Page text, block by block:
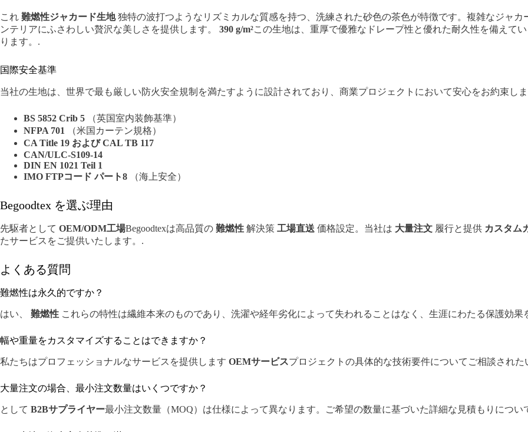
これ 難燃性ジャカード生地独特の波打つようなリズミカルな質感を持つ、洗練された砂色の茶色が特徴です。複雑なジャ
ンテリアにふさわしい贅沢な美しさを提供します。 390 g/m²この生地は、重厚で優雅なドレープ性と優れた耐久性を備えて
ります。.
国際安全基準
当社の生地は、世界で最も厳しい防火安全規制を満たすように設計されており、商業プロジェクトにおいて安心をお約束し
BS 5852 Crib 5 （英国室内装飾基準）
NFPA 701
（米国カーテン規格）
CA Title 19 および CAL TB 117
CAN/ULC-S109-14
DIN EN 1021 Teil 1
IMO FTPコード パート8 （海上安全）
Begoodtex を選ぶ理由
先駆者として OEM/ODM工場Begoodtexは高品質の 難燃性 解決策 工場直送 価格設定。当社は 大量注文 履行と提供 カスタム
たサービスをご提供いたします。.
よくある質問
難燃性は永久的ですか？
はい、 難燃性 これらの特性は繊維本来のものであり、洗濯や経年劣化によって失われることはなく、生涯にわたる保護効果
幅や重量をカスタマイズすることはできますか？
私たちはプロフェッショナルなサービスを提供します OEMサービスプロジェクトの具体的な技術要件についてご相談され
大量注文の場合、最小注文数量はいくつですか？
として B2Bサプライヤー最小注文数量（MOQ）は仕様によって異なります。ご希望の数量に基づいた詳細な見積もりについ